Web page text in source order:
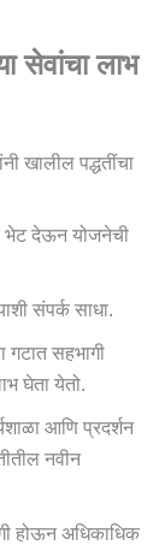
सेवांचा लाभ
खालील पद्धतींचा
भेट देऊन योजनेची
संपर्क साधा.
गटात सहभागी
घेता येतो.
आणि प्रदर्शन
नवीन
होऊन अधिकाधिक